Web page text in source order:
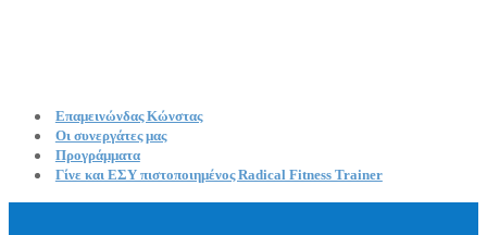
Επαμεινώνδας Κώνστας
Οι συνεργάτες μας
Προγράμματα
Γίνε και ΕΣΥ πιστοποιημένος Radical Fitness Trainer